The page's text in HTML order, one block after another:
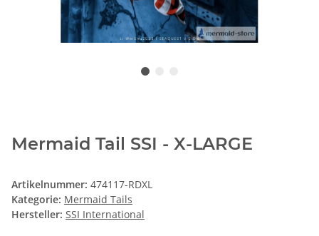
Mermaid Tail SSI - X-LARGE
Artikelnummer: 474117-RDXL
Kategorie: Mermaid Tails
Hersteller: SSI International